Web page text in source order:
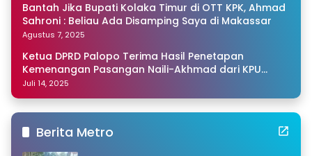
Bantah Jika Bupati Kolaka Timur di OTT KPK, Ahmad
Sahroni : Beliau Ada Disamping Saya di Makassar
Agustus 7, 2025
Ketua DPRD Palopo Terima Hasil Penetapan
Kemenangan Pasangan Naili-Akhmad dari KPU
Sulsel
Juli 14, 2025
Berita Metro